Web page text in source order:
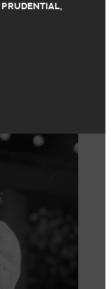
PRUDENTIAL,